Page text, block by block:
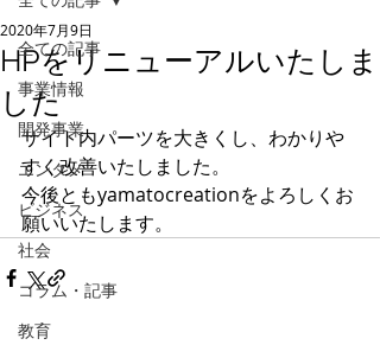
全ての記事
事業情報
開発事業
エンタメ
ビジネス
社会
コラム・記事
教育
HPをリニューアルいたしま
した
2020年7月9日
サイト内パーツを大きくし、わかりや
すく改善いたしました。
今後ともyamatocreationをよろしくお
願いいたします。